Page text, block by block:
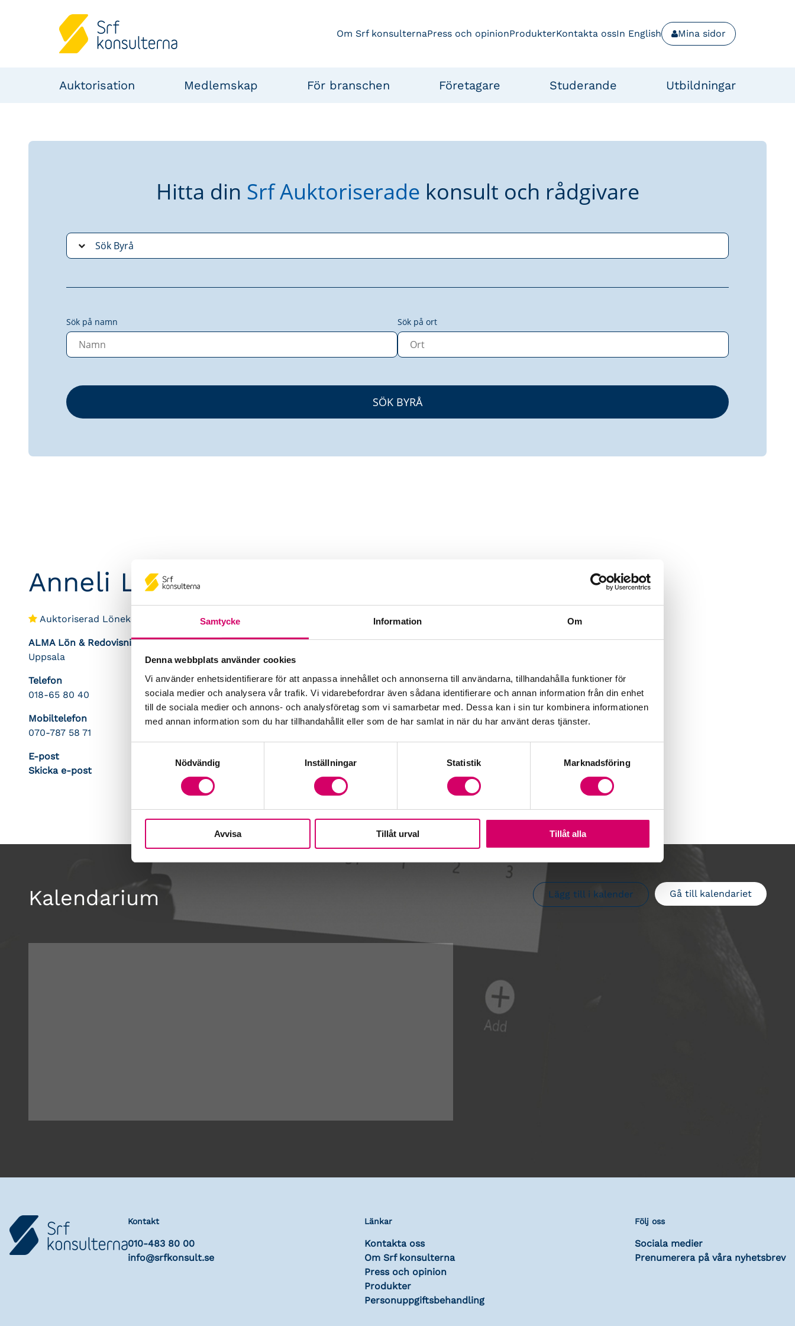
Samtycke Information Om
Denna webbplats använder cookies
Vi använder enhetsidentifierare för att anpassa innehållet och annonserna till användarna, tillhandahålla funktioner för
sociala medier och analysera vår trafik. Vi vidarebefordrar även sådana identifierare och annan information från din enhet
till de sociala medier och annons- och analysföretag som vi samarbetar med. Dessa kan i sin tur kombinera informationen
med annan information som du har tillhandahållit eller som de har samlat in när du har använt deras tjänster.
Nödvändig
Inställningar Statistik Marknadsföring
Avvisa Tillåt urval Tillåt alla
Om Srf konsulternaPress och opinionProdukterKontakta ossIn English Mina sidor
Auktorisation Medlemskap För branschen Företagare Studerande Utbildningar
Hitta din Srf Auktoriserade konsult och rådgivare
Sök på namn Sök på ort
Anneli Lindahl
Auktoriserad Lönekonsult
ALMA Lön & Redovisning AB
Uppsala
Telefon
018-65 80 40
Mobiltelefon
070-787 58 71
E-post
Skicka e-post
Kalendarium Gå till kalendariet
Lägg till i kalender
Kontakt
010-483 80 00
info@srfkonsult.se
Länkar
Kontakta oss
Om Srf konsulterna
Press och opinion
Produkter
Personuppgiftsbehandling
Följ oss
Sociala medier
Prenumerera på våra nyhetsbrev